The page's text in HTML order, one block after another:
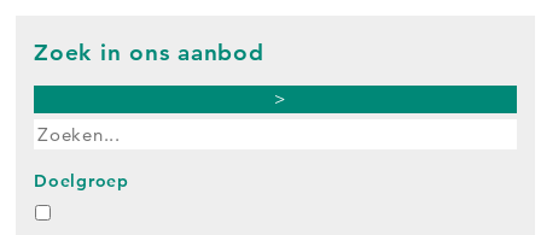
Zoek in ons aanbod
>
Doelgroep